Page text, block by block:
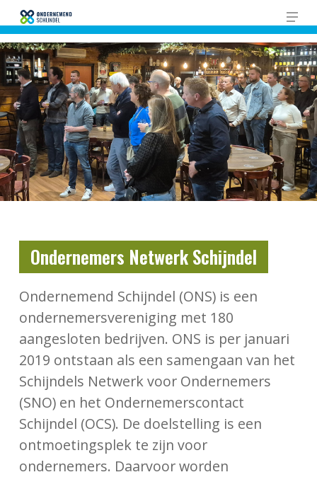
Skip
to
main
content
Ondernemers Netwerk Schijndel
Ondernemend Schijndel (ONS) is een
ondernemersvereniging met 180
aangesloten bedrijven. ONS is per januari
2019 ontstaan als een samengaan van het
Schijndels Netwerk voor Ondernemers
(SNO) en het Ondernemerscontact
Schijndel (OCS). De doelstelling is een
ontmoetingsplek te zijn voor
ondernemers. Daarvoor worden
Close